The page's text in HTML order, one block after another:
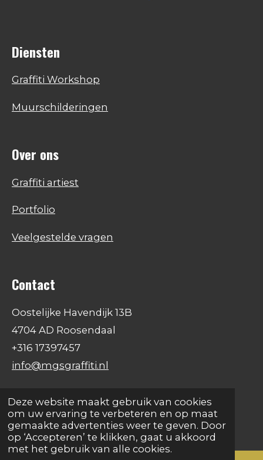
Deze website maakt gebruik van cookies
om uw ervaring te verbeteren en op maat
gemaakte advertenties weer te geven. Door
op ‘Accepteren’ te klikken, gaat u akkoord
met het gebruik van alle cookies.
Diensten
Graffiti Workshop
Muurschilderingen
Over ons
Graffiti artiest
Portfolio
Veelgestelde vragen
Contact
Oostelijke Havendijk 13B
4704 AD Roosendaal
+316 17397457
info@mgsgraffiti.nl
F
a
c
e
b
I
n
s
t
a
W
h
a
t
s
© 2026 All rights Reserved - MGS GRAFFITI